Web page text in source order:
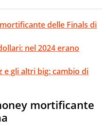
delle Finals di
nel 2024 erano
e gli altri big: cambio di
mortificante